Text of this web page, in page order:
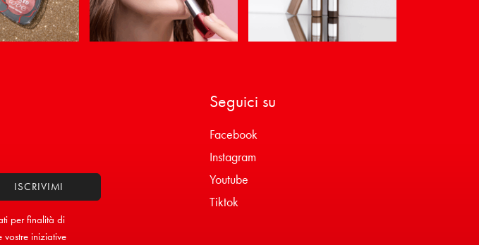
per finalità di
iniziative
Seguici su
Facebook
Instagram
Youtube
Tiktok